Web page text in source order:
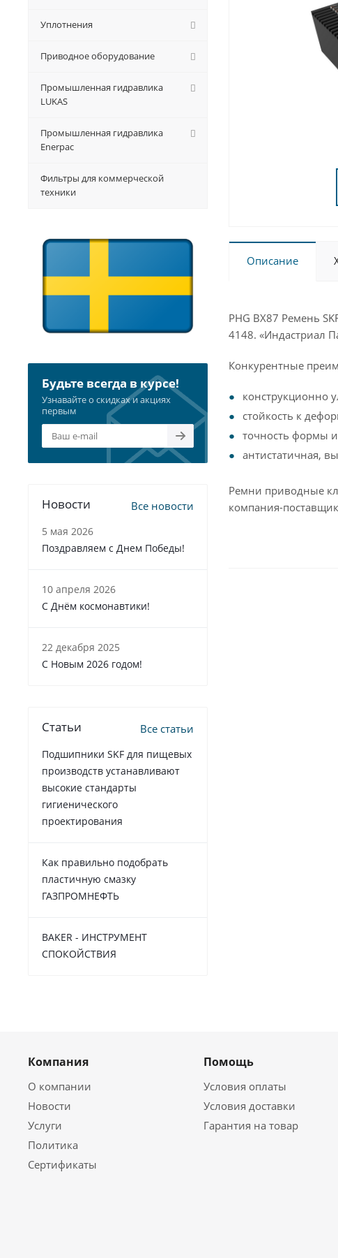
Описание
PHG BX87 Ремень
4148. «Индастриал
Конкурентные
конструкционно
стойкость к
точность формы
антистатичная,
Ремни приводные
компания-
Уплотнения
Приводное оборудование
Промышленная гидравлика
LUKAS
Промышленная гидравлика
Enerpac
Фильтры для коммерческой
техники
Будьте всегда в курсе!
Узнавайте о скидках и акциях
первым
Новости Все новости
5 мая 2026
Поздравляем с Днем Победы!
10 апреля 2026
С Днём космонавтики!
22 декабря 2025
C Новым 2026 годом!
Статьи Все статьи
Подшипники SKF для пищевых
производств устанавливают
высокие стандарты
гигиенического
проектирования
Как правильно подобрать
пластичную смазку
ГАЗПРОМНЕФТЬ
BAKER - ИНСТРУМЕНТ
СПОКОЙСТВИЯ
Компания
О компании
Новости
Услуги
Политика
Сертификаты
Помощь
Условия оплаты
Условия доставки
Гарантия на товар